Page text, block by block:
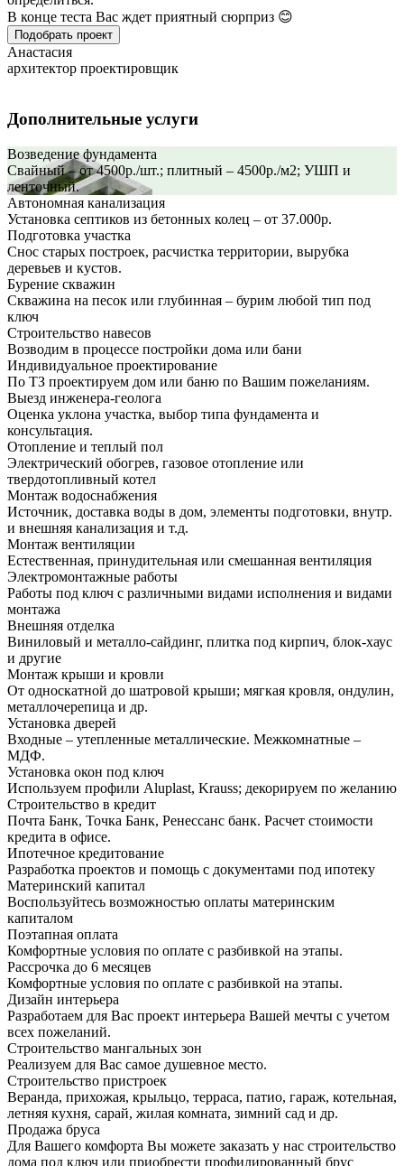
В конце теста Вас ждет приятный сюрприз 😊
Подобрать проект
Анастасия
архитектор проектировщик
Дополнительные услуги
Возведение фундамента
Свайный – от 4500р./шт.; плитный – 4500р./м2; УШП и
ленточный.
Автономная канализация
Установка септиков из бетонных колец – от 37.000р.
Подготовка участка
Снос старых построек, расчистка территории, вырубка
деревьев и кустов.
Бурение скважин
Скважина на песок или глубинная – бурим любой тип под
ключ
Строительство навесов
Возводим в процессе постройки дома или бани
Индивидуальное проектирование
По ТЗ проектируем дом или баню по Вашим пожеланиям.
Выезд инженера-геолога
Оценка уклона участка, выбор типа фундамента и
консультация.
Отопление и теплый пол
Электрический обогрев, газовое отопление или
твердотопливный котел
Монтаж водоснабжения
Источник, доставка воды в дом, элементы подготовки, внутр.
и внешняя канализация и т.д.
Монтаж вентиляции
Естественная, принудительная или смешанная вентиляция
Электромонтажные работы
Работы под ключ с различными видами исполнения и видами
монтажа
Внешняя отделка
Виниловый и металло-сайдинг, плитка под кирпич, блок-хаус
и другие
Монтаж крыши и кровли
От односкатной до шатровой крыши; мягкая кровля, ондулин,
металлочерепица и др.
Установка дверей
Входные – утепленные металлические. Межкомнатные –
МДФ.
Установка окон под ключ
Используем профили Aluplast, Krauss; декорируем по желанию
Строительство в кредит
Почта Банк, Точка Банк, Ренессанс банк. Расчет стоимости
кредита в офисе.
Ипотечное кредитование
Разработка проектов и помощь с документами под ипотеку
Материнский капитал
Воспользуйтесь возможностью оплаты материнским
капиталом
Поэтапная оплата
Комфортные условия по оплате с разбивкой на этапы.
Рассрочка до 6 месяцев
Комфортные условия по оплате с разбивкой на этапы.
Дизайн интерьера
Разработаем для Вас проект интерьера Вашей мечты с учетом
всех пожеланий.
Строительство мангальных зон
Реализуем для Вас самое душевное место.
Строительство пристроек
Веранда, прихожая, крыльцо, терраса, патио, гараж, котельная,
летняя кухня, сарай, жилая комната, зимний сад и др.
Продажа бруса
Для Вашего комфорта Вы можете заказать у нас строительство
дома под ключ или приобрести профилированный брус